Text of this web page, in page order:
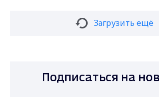
Загрузить ещё
Подписаться на